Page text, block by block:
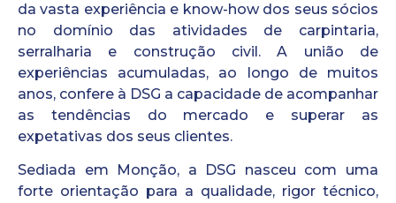
da vasta experiência e know-how dos seus sócios
no domínio das atividades de carpintaria,
serralharia e construção civil. A união de
experiências acumuladas, ao longo de muitos
anos, confere à DSG a capacidade de acompanhar
as tendências do mercado e superar as
expetativas dos seus clientes.
Sediada em Monção, a DSG nasceu com uma
forte orientação para a qualidade, rigor técnico,